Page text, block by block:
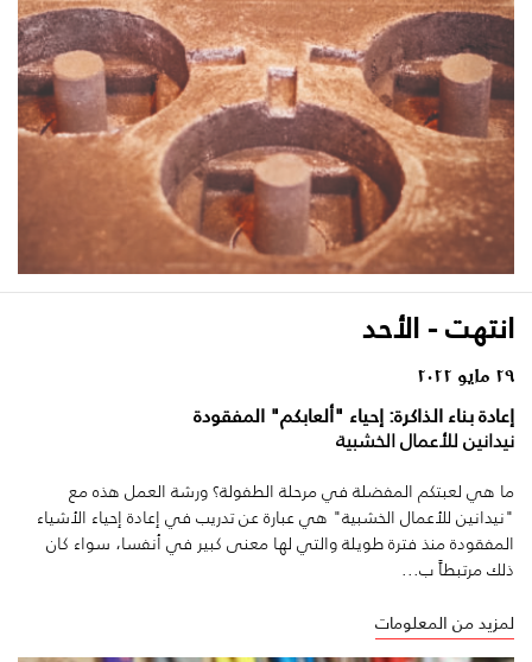
انتهت - الأحد
٢٩ مايو ٢٠٢٢
إعادة بناء الذاكرة: إحياء "ألعابكم" المفقودة
نيدانين للأعمال الخشبية
ما هي لعبتكم المفضلة في مرحلة الطفولة؟ ورشة العمل هذه مع
"نيدانين للأعمال الخشبية" هي عبارة عن تدريب في إعادة إحياء الأشياء
المفقودة منذ فترة طويلة والتي لها معنى كبير في أنفسا، سواء كان
ذلك مرتبطاً ب...
لمزيد من المعلومات